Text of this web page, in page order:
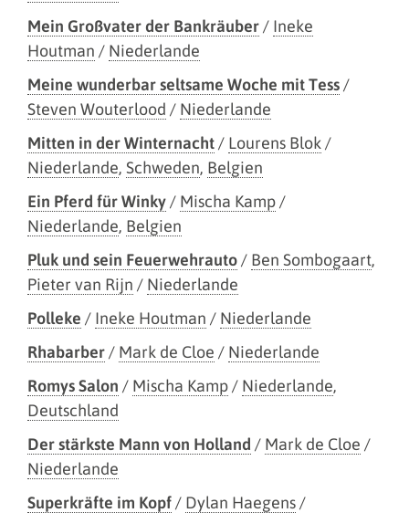
Mein Großvater der Bankräuber/ Ineke
Houtman / Niederlande
Meine wunderbar seltsame Woche mit Tess/
Steven Wouterlood / Niederlande
Mitten in der Winternacht/ Lourens Blok /
Niederlande, Schweden, Belgien
Ein Pferd für Winky/ Mischa Kamp/
Niederlande, Belgien
Pluk und sein Feuerwehrauto/ Ben Sombogaart,
Pieter van Rijn / Niederlande
Polleke / Ineke Houtman / Niederlande
Rhabarber/ Mark de Cloe / Niederlande
Romys Salon / Mischa Kamp/ Niederlande,
Deutschland
Der stärkste Mann von Holland / Mark de Cloe /
Niederlande
Superkräfte im Kopf/ Dylan Haegens/